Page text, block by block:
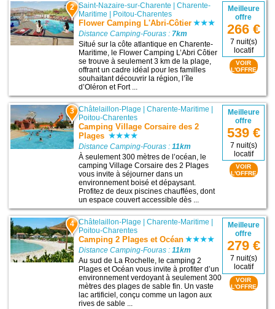
2 Saint-Nazaire-sur-Charente |Charente-
Maritime
Poitou-Charentes
Flower Camping L'Abri-Côtier
Distance Camping-Fouras : 7km
Situé sur la côte atlantique en Charente-
Maritime, le Flower Camping L’Abri Côtier
se trouve à seulement 3 km de la plage,
offrant un cadre idéal pour les familles
souhaitant découvrir la région, l’île
d’Oléron et Fort ...
Meilleure
offre
266 €
7 nuit(s)
locatif
VOIR
L'OFFRE
3 Châtelaillon-Plage |Charente-Maritime
Poitou-Charentes
Camping Village Corsaire des 2
Plages
Distance Camping-Fouras :11km
À seulement 300 mètres de l’océan, le
camping Village Corsaire des 2 Plages
vous invite à séjourner dans un
environnement boisé et dépaysant.
Profitez de deux piscines chauffées, dont
un espace couvert accessible dès ...
Meilleure
offre
539 €
7 nuit(s)
locatif
VOIR
L'OFFRE
4 Châtelaillon-Plage |Charente-Maritime
Poitou-Charentes
Camping 2 Plages et Océan
Distance Camping-Fouras :11km
Au sud de La Rochelle, le camping 2
Plages et Océan vous invite à profiter d’un
environnement verdoyant à seulement 300
mètres des plages de sable fin. Un vaste
lac artificiel, conçu comme un lagon aux
rives de sable ...
Meilleure
offre
279 €
7 nuit(s)
locatif
VOIR
L'OFFRE